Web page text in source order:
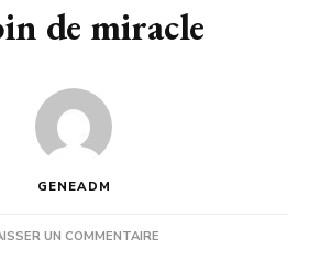
de miracle
GENEADM
UN COMMENTAIRE